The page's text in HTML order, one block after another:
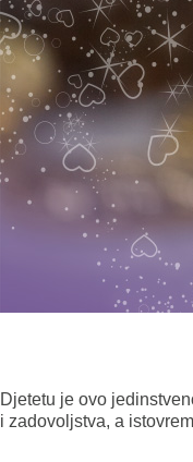
Djetetu je ovo
i zadovoljstva, a